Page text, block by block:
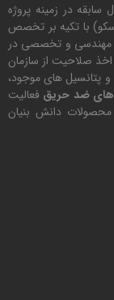
مهندسی سهیل بناسازان با بیش از ۲۵ سال سابقه در زمینه پروژه
پلاسکو) با تکیه بر تخصص
مهندسی و تخصصی در
صلاحیت از سازمان
پتانسیل های موجود،
ضد حریق فعالیت
دانش بنیان